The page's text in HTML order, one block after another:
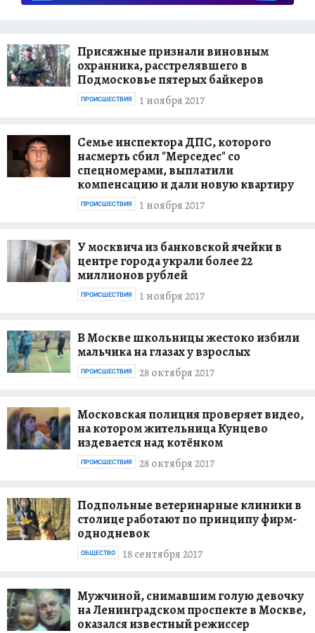
Присяжные признали виновным
охранника, расстрелявшего в
Подмосковье пятерых байкеров
1 ноября 2017
ПРОИСШЕСТВИЯ
Семье инспектора ДПС, которого
насмерть сбил "Мерседес" со
спецномерами, выплатили
компенсацию и дали новую квартиру
1 ноября 2017
ПРОИСШЕСТВИЯ
У москвича из банковской ячейки в
центре города украли более 22
миллионов рублей
1 ноября 2017
ПРОИСШЕСТВИЯ
В Москве школьницы жестоко избили
мальчика на глазах у взрослых
28 октября 2017
ПРОИСШЕСТВИЯ
Московская полиция проверяет видео,
на котором жительница Кунцево
издевается над котёнком
28 октября 2017
ПРОИСШЕСТВИЯ
Подпольные ветеринарные клиники в
столице работают по принципу фирм-
однодневок
18 сентября 2017
ОБЩЕСТВО
Мужчиной, снимавшим голую девочку
на Ленинградском проспекте в Москве,
оказался известный режиссер